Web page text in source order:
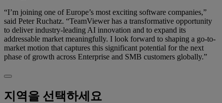
“I’m joining one of Europe’s most exciting software companies,”
said Peter Ruchatz. “TeamViewer has a transformative opportunity
to deliver industry-leading AI innovation and to expand its
addressable market meaningfully. I look forward to shaping a go-to-
market motion that captures this significant potential for the next
phase of growth across Enterprise and SMB customers globally.”
지역을 선택하세요